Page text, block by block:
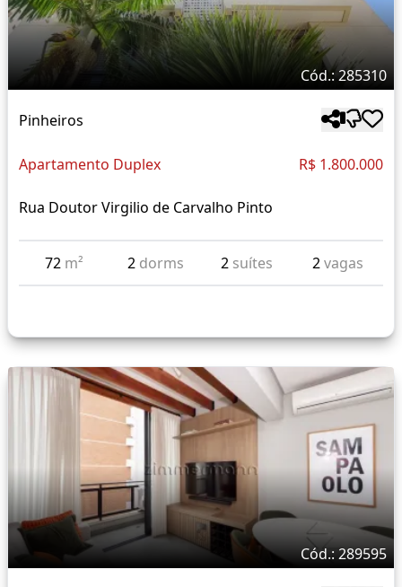
Cód.: 285310
Pinheiros
Apartamento Duplex R$ 1.800.000
Rua Doutor Virgilio de Carvalho Pinto
72 m² 2 dorms 2 suítes 2vagas
Cód.: 289595